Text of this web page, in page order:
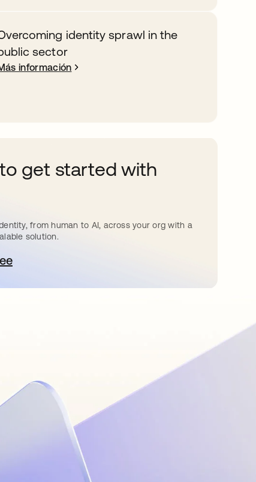
identity sprawl in the
sector
información
get started with
from human to AI, across your org with a
solution.
en una pestaña nueva